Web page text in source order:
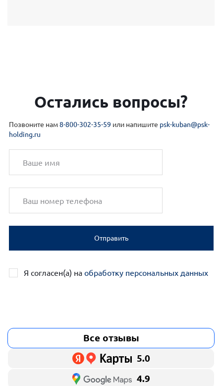
Остались вопросы?
Позвоните нам8-800-302-35-59 или напишите psk-kuban@psk-
holding.ru
Отправить
Я согласен(а) на обработку персональных данных
Все отзывы
5.0
4.9